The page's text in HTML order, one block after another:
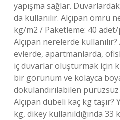
yapışma sağlar.
da kullanılır. Alçıpan ömrü
kg/m2 / Paketleme: 40
Alçıpan nerelerde
evlerde, apartmanlarda,
iç duvarlar oluşturmak için
bir görünüm ve kolayca
dokulandırılabilen
Alçıpan dübeli kaç kg taşır?
kg, dikey kullanıldığında